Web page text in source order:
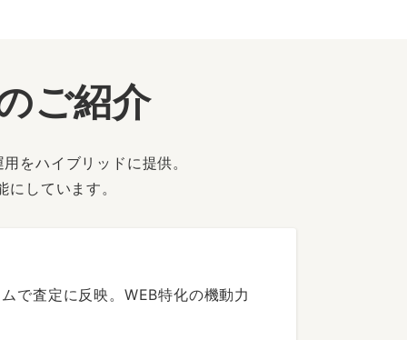
ご紹介
をハイブリッドに提供。
しています。
で査定に反映。WEB特化の機動力